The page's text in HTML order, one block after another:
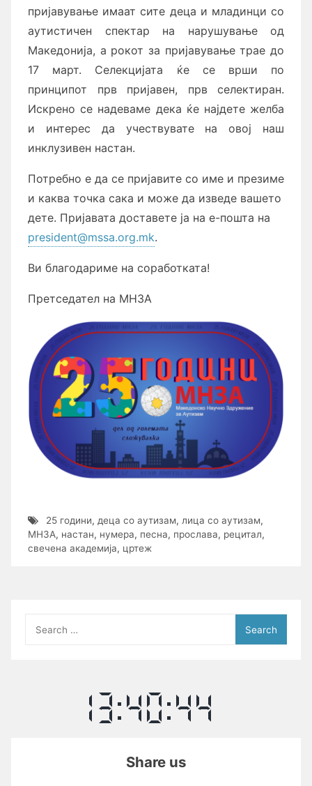
пријавување имаат сите деца и младинци со
аутистичен спектар на нарушување од
Македонија, а рокот за пријавување трае до
17 март. Селекцијата ќе се врши по
принципот прв пријавен, прв селектиран.
Искрено се надеваме дека ќе најдете желба
и интерес да учествувате на овој наш
инклузивен настан.
Потребно е да се пријавите со име и презиме
и каква точка сака и може да изведе вашето
дете. Пријавата доставете ја на е-пошта на
president@mssa.org.mk.
Ви благодариме на соработката!
Претседател на МНЗА
25 години, деца со аутизам, лица со аутизам,
МНЗА, настан, нумера, песна, прослава, рецитал,
свечена академија, цртеж
for:
Share us